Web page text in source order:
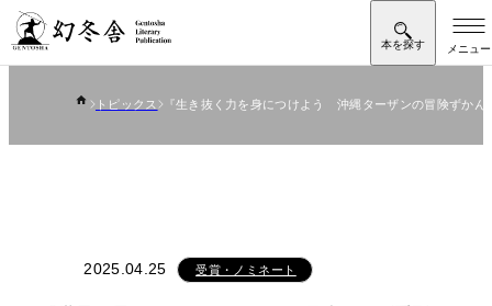
トピックス 『生き抜く力を身につけよう 沖縄ターザンの冒険ずか
2025.04.25 受賞・ノミネート